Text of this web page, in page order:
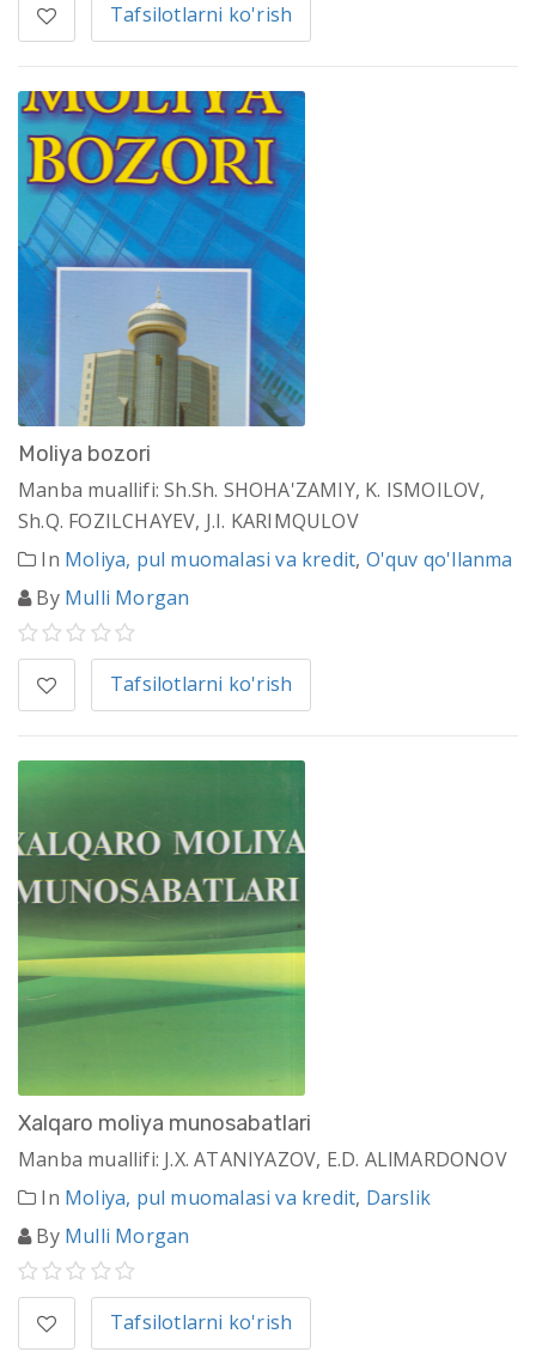
Tafsilotlarni ko'rish
Moliya bozori
Manba muallifi: Sh.Sh. SHOHA'ZAMIY, K. ISMOILOV,
Sh.Q. FOZILCHAYEV, J.I. KARIMQULOV
In Moliya, pul muomalasi va kredit, O'quv qo'llanma
By Mulli Morgan
Tafsilotlarni ko'rish
Xalqaro moliya munosabatlari
Manba muallifi: J.X. ATANIYAZOV, E.D. ALlMARDONOV
In Moliya, pul muomalasi va kredit, Darslik
By Mulli Morgan
Tafsilotlarni ko'rish